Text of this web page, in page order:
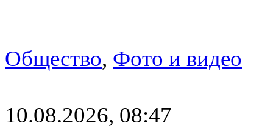
Общество, Фото и видео
10.08.2026, 08:47